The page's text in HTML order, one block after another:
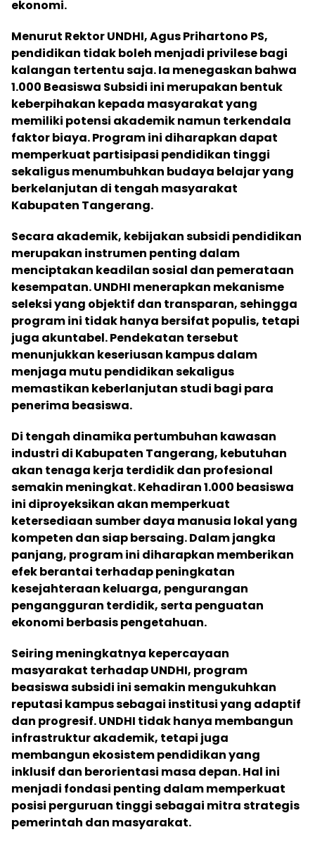
ekonomi.
Menurut Rektor UNDHI, Agus Prihartono PS,
pendidikan tidak boleh menjadi privilese bagi
kalangan tertentu saja. Ia menegaskan bahwa
1.000 Beasiswa Subsidi ini merupakan bentuk
keberpihakan kepada masyarakat yang
memiliki potensi akademik namun terkendala
faktor biaya. Program ini diharapkan dapat
memperkuat partisipasi pendidikan tinggi
sekaligus menumbuhkan budaya belajar yang
berkelanjutan di tengah masyarakat
Kabupaten Tangerang.
Secara akademik, kebijakan subsidi pendidikan
merupakan instrumen penting dalam
menciptakan keadilan sosial dan pemerataan
kesempatan. UNDHI menerapkan mekanisme
seleksi yang objektif dan transparan, sehingga
program ini tidak hanya bersifat populis, tetapi
juga akuntabel. Pendekatan tersebut
menunjukkan keseriusan kampus dalam
menjaga mutu pendidikan sekaligus
memastikan keberlanjutan studi bagi para
penerima beasiswa.
Di tengah dinamika pertumbuhan kawasan
industri di Kabupaten Tangerang, kebutuhan
akan tenaga kerja terdidik dan profesional
semakin meningkat. Kehadiran 1.000 beasiswa
ini diproyeksikan akan memperkuat
ketersediaan sumber daya manusia lokal yang
kompeten dan siap bersaing. Dalam jangka
panjang, program ini diharapkan memberikan
efek berantai terhadap peningkatan
kesejahteraan keluarga, pengurangan
pengangguran terdidik, serta penguatan
ekonomi berbasis pengetahuan.
Seiring meningkatnya kepercayaan
masyarakat terhadap UNDHI, program
beasiswa subsidi ini semakin mengukuhkan
reputasi kampus sebagai institusi yang adaptif
dan progresif. UNDHI tidak hanya membangun
infrastruktur akademik, tetapi juga
membangun ekosistem pendidikan yang
inklusif dan berorientasi masa depan. Hal ini
menjadi fondasi penting dalam memperkuat
posisi perguruan tinggi sebagai mitra strategis
pemerintah dan masyarakat.